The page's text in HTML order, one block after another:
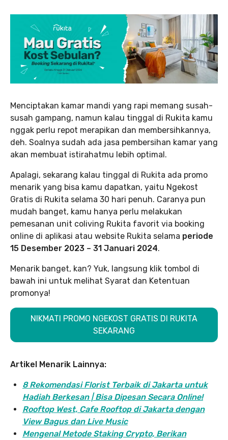
Menciptakan kamar mandi yang rapi memang susah-
susah gampang, namun kalau tinggal di Rukita kamu
nggak perlu repot merapikan dan membersihkannya,
deh. Soalnya sudah ada jasa pembersihan kamar yang
akan membuat istirahatmu lebih optimal.
Apalagi, sekarang kalau tinggal di Rukita ada promo
menarik yang bisa kamu dapatkan, yaitu Ngekost
Gratis di Rukita selama 30 hari penuh. Caranya pun
mudah banget, kamu hanya perlu melakukan
pemesanan unit coliving Rukita favorit via booking
online di aplikasi atau website Rukita selama periode
15 Desember 2023 – 31 Januari 2024.
Menarik banget, kan? Yuk, langsung klik tombol di
bawah ini untuk melihat Syarat dan Ketentuan
promonya!
NIKMATI PROMO NGEKOST GRATIS DI RUKITA
SEKARANG
Artikel Menarik Lainnya:
8 Rekomendasi Florist Terbaik di Jakarta untuk
Hadiah Berkesan | Bisa Dipesan Secara Online!
Rooftop West, Cafe Rooftop di Jakarta dengan
View Bagus dan Live Music
Mengenal Metode Staking Crypto, Berikan